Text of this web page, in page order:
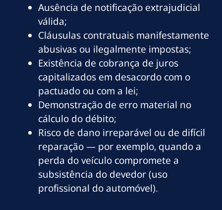
Ausência de notificação extrajudicial
válida;
Cláusulas contratuais manifestamente
abusivas ou ilegalmente impostas;
Existência de cobrança de juros
capitalizados em desacordo com o
pactuado ou com a lei;
Demonstração de erro material no
cálculo do débito;
Risco de dano irreparável ou de difícil
reparação — por exemplo, quando a
perda do veículo compromete a
subsistência do devedor (uso
profissional do automóvel).